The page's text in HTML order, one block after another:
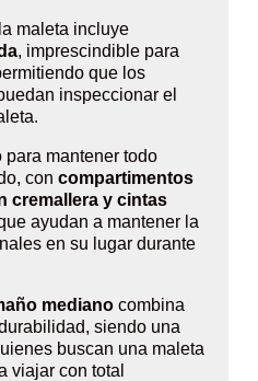
maleta incluye
, imprescindible para
que los
inspeccionar el
para mantener todo
concompartimentos
cremallera y cintas
ayudan a mantener la
en su lugar durante
mediano combina
siendo una
buscan una maleta
viajar con total